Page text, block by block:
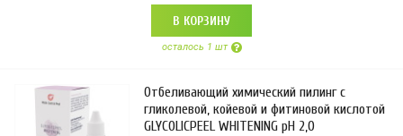
В КОРЗИНУ
осталось 1 шт
Отбеливающий химический пилинг с
гликолевой, койевой и фитиновой кислотой
GLYCOLICPEEL WHITENING рН 2,0